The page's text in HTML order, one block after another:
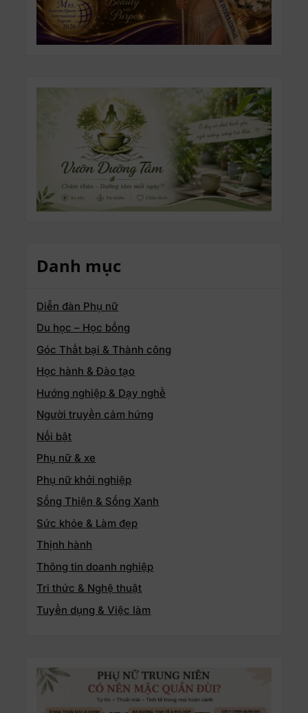
Danh mục
Diễn đàn Phụ nữ
Du học – Học bổng
Góc Thất bại & Thành công
Học hành & Đào tạo
Hướng nghiệp & Dạy nghề
Người truyền cảm hứng
Nổi bật
Phụ nữ & xe
Phụ nữ khởi nghiệp
Sống Thiện & Sống Xanh
Sức khỏe & Làm đẹp
Thịnh hành
Thông tin doanh nghiệp
Tri thức & Nghệ thuật
Tuyển dụng & Việc làm